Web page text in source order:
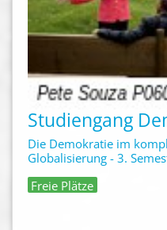
Studiengang
Die Demokratie im
Globalisierung - 3.
Freie Plätze